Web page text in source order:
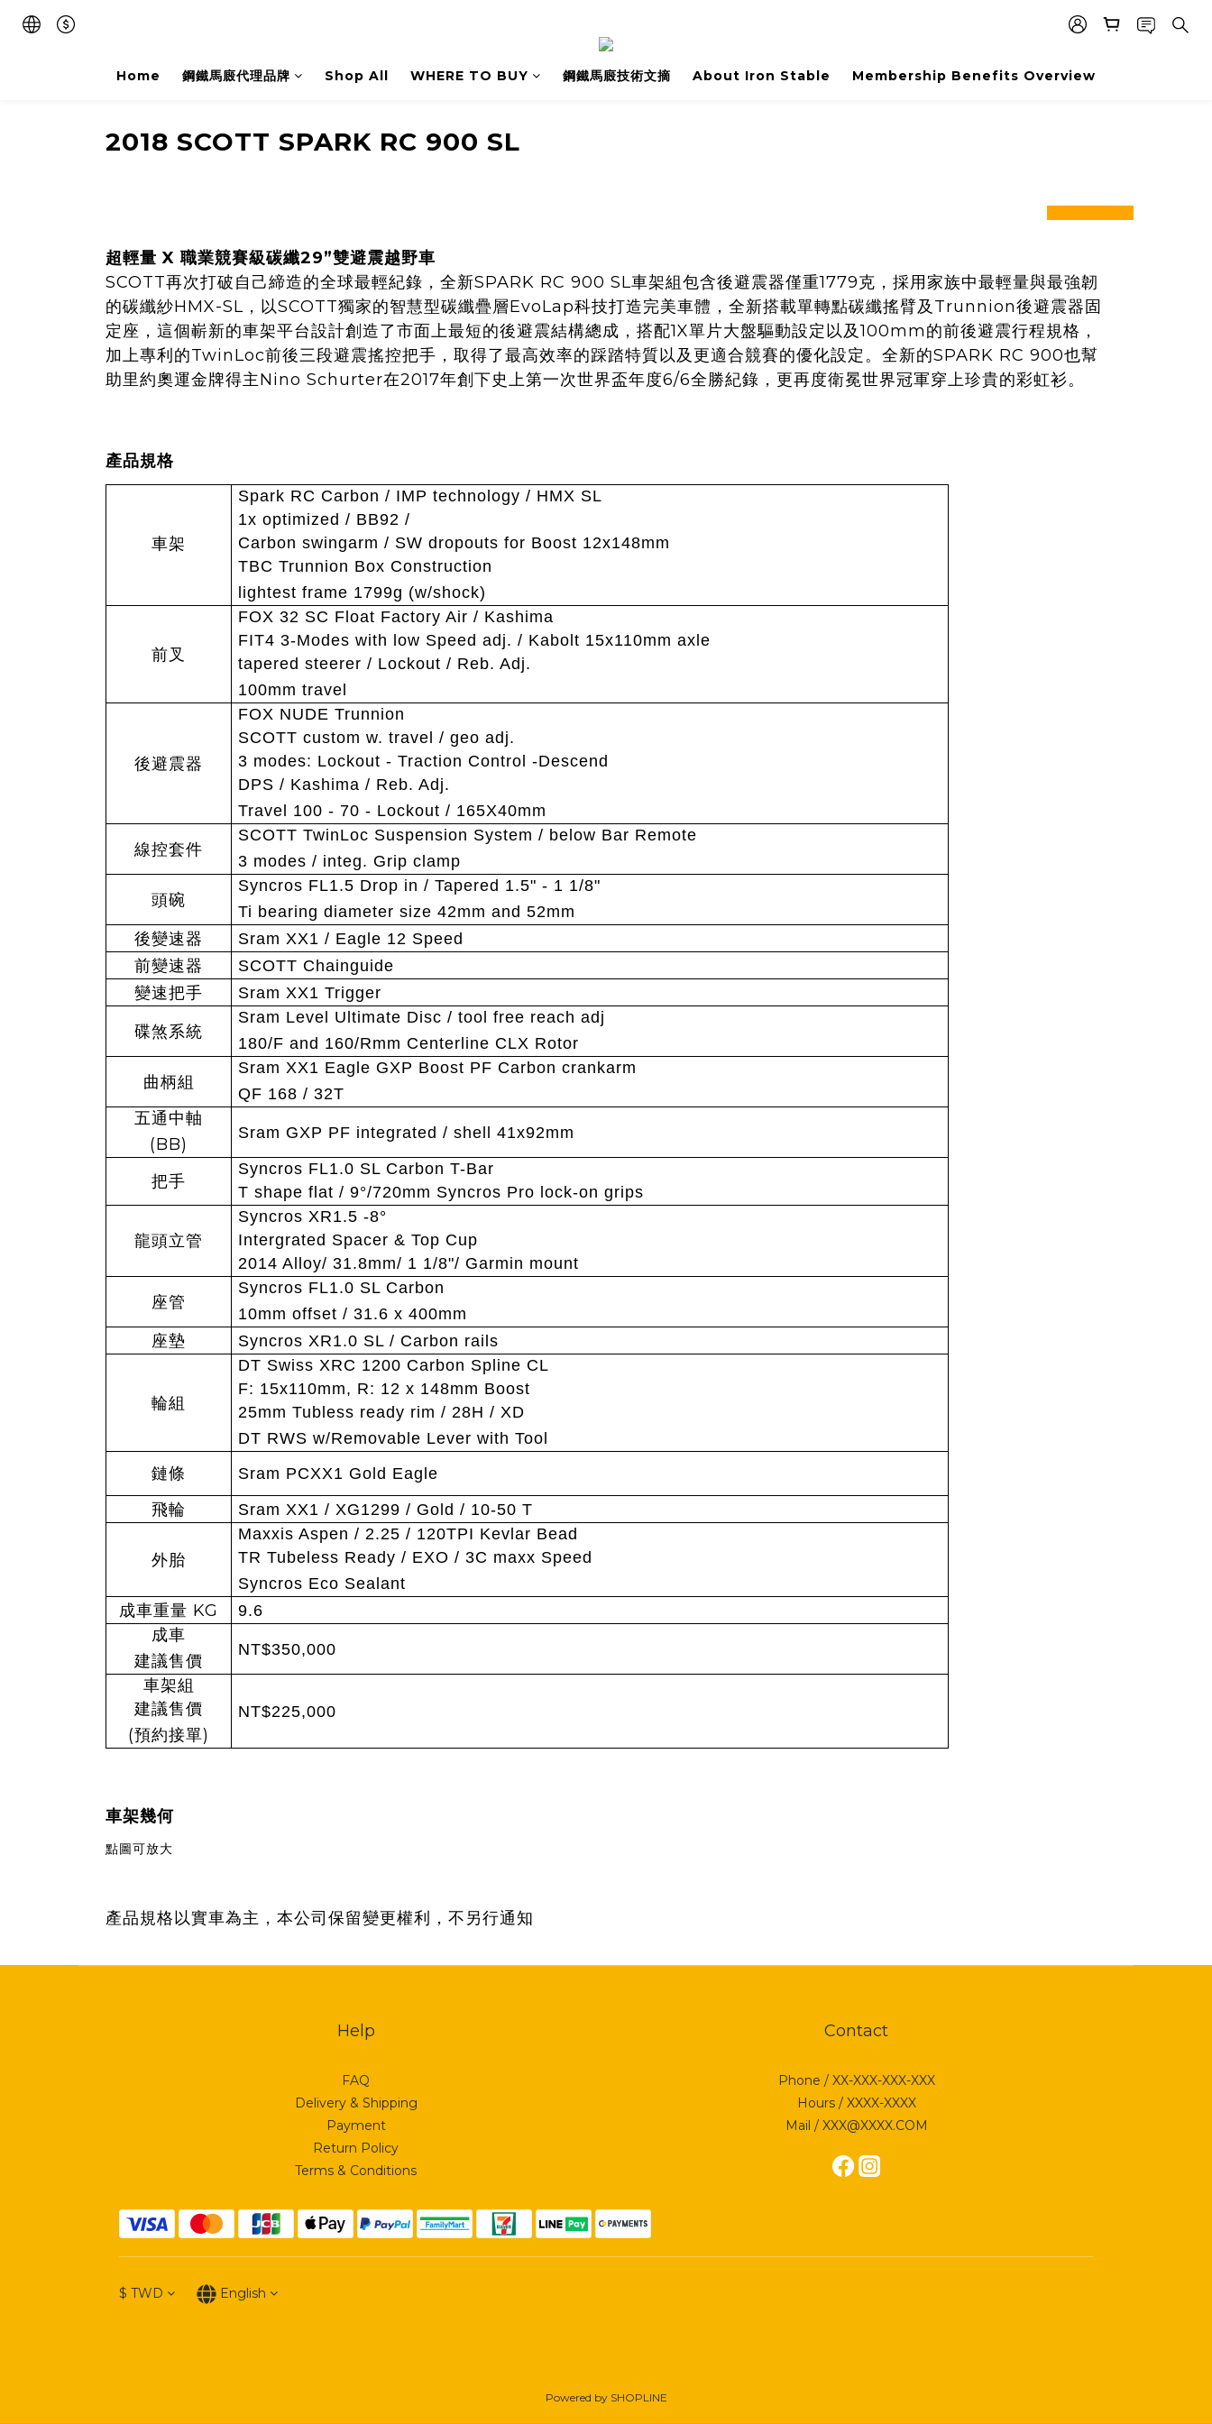
Home 鋼鐵馬廄代理品牌 Shop All WHERE TO BUY 鋼鐵馬廄技術文摘 About Iron Stable Membership Benefits Overview
2018 SCOTT SPARK RC 900 SL
prev next
超輕量 X 職業競賽級碳纖29”雙避震越野車
SCOTT再次打破自己締造的全球最輕紀錄，全新SPARK RC 900 SL車架組包含後避震器僅重1779克，採用家族中最輕量與最強韌
的碳纖紗HMX-SL，以SCOTT獨家的智慧型碳纖疊層EvoLap科技打造完美車體，全新搭載單轉點碳纖搖臂及Trunnion後避震器固
定座，這個嶄新的車架平台設計創造了市面上最短的後避震結構總成，搭配1X單片大盤驅動設定以及100mm的前後避震行程規格，
加上專利的TwinLoc前後三段避震搖控把手，取得了最高效率的踩踏特質以及更適合競賽的優化設定。全新的SPARK RC 900也幫
助里約奧運金牌得主Nino Schurter在2017年創下史上第一次世界盃年度6/6全勝紀錄，更再度衛冕世界冠軍穿上珍貴的彩虹衫。
產品規格
車架
Spark RC Carbon / IMP technology / HMX SL
1x optimized / BB92 /
Carbon swingarm / SW dropouts for Boost 12x148mm
TBC Trunnion Box Construction
lightest frame 1799g (w/shock)
前叉
FOX 32 SC Float Factory Air / Kashima
FIT4 3-Modes with low Speed adj. / Kabolt 15x110mm axle
tapered steerer / Lockout / Reb. Adj.
100mm travel
後避震器
FOX NUDE Trunnion
SCOTT custom w. travel / geo adj.
3 modes: Lockout - Traction Control -Descend
DPS / Kashima / Reb. Adj.
Travel 100 - 70 - Lockout / 165X40mm
線控套件
SCOTT TwinLoc Suspension System / below Bar Remote
3 modes / integ. Grip clamp
頭碗
Syncros FL1.5 Drop in / Tapered 1.5" - 1 1/8"
Ti bearing diameter size 42mm and 52mm
後變速器
Sram XX1 / Eagle 12 Speed
前變速器
SCOTT Chainguide
變速把手
Sram XX1 Trigger
碟煞系統
Sram Level Ultimate Disc / tool free reach adj
180/F and 160/Rmm Centerline CLX Rotor
曲柄組
Sram XX1 Eagle GXP Boost PF Carbon crankarm
QF 168 / 32T
五通中軸
(BB)
Sram GXP PF integrated / shell 41x92mm
把手
Syncros FL1.0 SL Carbon T-Bar
T shape flat / 9°/720mm Syncros Pro lock-on grips
龍頭立管
Syncros XR1.5 -8°
Intergrated Spacer & Top Cup
2014 Alloy/ 31.8mm/ 1 1/8"/ Garmin mount
座管
Syncros FL1.0 SL Carbon
10mm offset / 31.6 x 400mm
座墊
Syncros XR1.0 SL / Carbon rails
輪組
DT Swiss XRC 1200 Carbon Spline CL
F: 15x110mm, R: 12 x 148mm Boost
25mm Tubless ready rim / 28H / XD
DT RWS w/Removable Lever with Tool
鏈條
Sram PCXX1 Gold Eagle
飛輪
Sram XX1 / XG1299 / Gold / 10-50 T
外胎
Maxxis Aspen / 2.25 / 120TPI Kevlar Bead
TR Tubeless Ready / EXO / 3C maxx Speed
Syncros Eco Sealant
成車重量 KG
9.6
成車
建議售價
NT$350,000
車架組
建議售價
(預約接單)
NT$225,000
車架幾何
點圖可放大
產品規格以實車為主，本公司保留變更權利，不另行通知
Help
FAQ
Delivery & Shipping
Payment
Return Policy
Terms & Conditions
Contact
Phone / XX-XXX-XXX-XXX
Hours / XXXX-XXXX
Mail / XXX@XXXX.COM
$ TWD English
Powered by SHOPLINE